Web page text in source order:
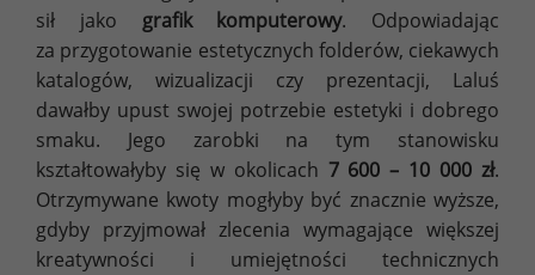
sił jako grafik komputerowy. Odpowiadając
za przygotowanie estetycznych folderów, ciekawych
katalogów, wizualizacji czy prezentacji, Laluś
dawałby upust swojej potrzebie estetyki i dobrego
smaku. Jego zarobki na tym stanowisku
kształtowałyby się w okolicach 7 600 – 10 000 zł.
Otrzymywane kwoty mogłyby być znacznie wyższe,
gdyby przyjmował zlecenia wymagające większej
kreatywności i umiejętności technicznych